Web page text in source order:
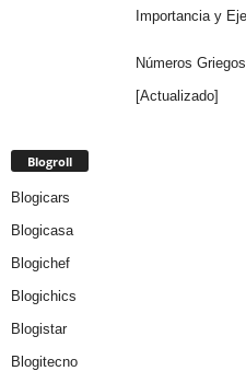
Importancia y
Números
[Actualizado]
Blogroll
Blogicars
Blogicasa
Blogichef
Blogichics
Blogistar
Blogitecno